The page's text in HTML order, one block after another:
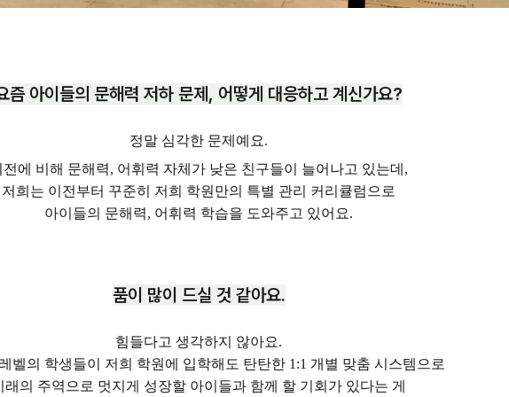
즘 아이들의 문해력 저하 문제, 어떻게 대응하고 계신가요?
정말 심각한 문제예요.
전에 비해 문해력, 어휘력 자체가 낮은 친구들이 늘어나고 있는데,
저희는 이전부터 꾸준히 저희 학원만의 특별 관리 커리큘럼으로
아이들의 문해력, 어휘력 학습을 도와주고 있어요.
품이 많이 드실 것 같아요.
힘들다고 생각하지 않아요.
벨의 학생들이 저희 학원에 입학해도 탄탄한 1:1 개별 맞춤 시스템으로
래의 주역으로 멋지게 성장할 아이들과 함께 할 기회가 있다는 게